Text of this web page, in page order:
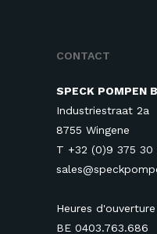
CONTACT
SPECK POMPEN
Industriestraat 2a
8755 Wingene
T +32 (0)9 375 30
Heures
BE 0403.763.686